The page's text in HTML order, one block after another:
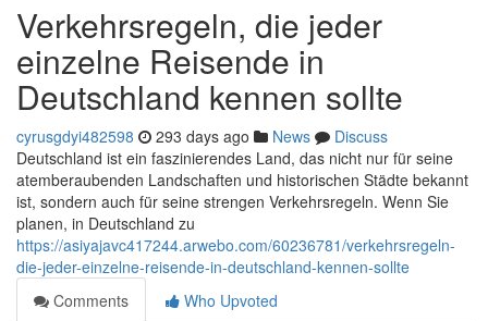
Verkehrsregeln, die jeder
einzelne Reisende in
Deutschland kennen sollte
cyrusgdyi482598 293 days ago News
Discuss
Deutschland ist ein faszinierendes Land, das nicht nur für seine
atemberaubenden Landschaften und historischen Städte bekannt
ist, sondern auch für seine strengen Verkehrsregeln. Wenn Sie
planen, in Deutschland zu
https://asiyajavc417244.arwebo.com/60236781/verkehrsregeln-
die-jeder-einzelne-reisende-in-deutschland-kennen-sollte
Comments
Who Upvoted